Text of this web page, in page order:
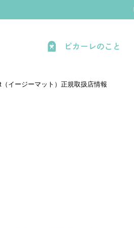
ピカーレのこと
イージーマット）正規取扱店情報